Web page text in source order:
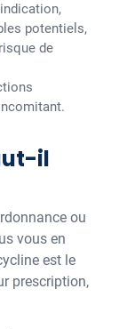
indication,
potentiels,
de
il
ou
vous en
est le
prescription,